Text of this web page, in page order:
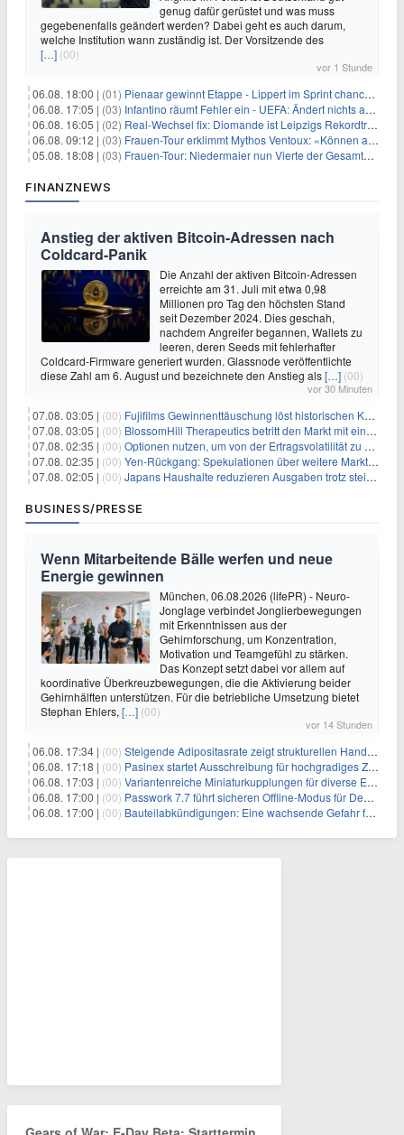
genug dafür gerüstet und was muss
gegebenenfalls geändert werden? Dabei geht es auch darum,
welche Institution wann zuständig ist. Der Vorsitzende des
[…] (00)
vor 1 Stunde
06.08. 18:00 | (01) Pienaar gewinnt Etappe - Lippert im Sprint chancenlos
06.08. 17:05 | (03) Infantino räumt Fehler ein - UEFA: Ändert nichts an Boykott
06.08. 16:05 | (02) Real-Wechsel fix: Diomande ist Leipzigs Rekordtransfer
06.08. 09:12 | (03) Frauen-Tour erklimmt Mythos Ventoux: «Können alles schaffen»
05.08. 18:08 | (03) Frauen-Tour: Niedermaier nun Vierte der Gesamtwertung
FINANZNEWS
Anstieg der aktiven Bitcoin-Adressen nach
Coldcard-Panik
Die Anzahl der aktiven Bitcoin-Adressen
erreichte am 31. Juli mit etwa 0,98
Millionen pro Tag den höchsten Stand
seit Dezember 2024. Dies geschah,
nachdem Angreifer begannen, Wallets zu
leeren, deren Seeds mit fehlerhafter
Coldcard-Firmware generiert wurden. Glassnode veröffentlichte
diese Zahl am 6. August und bezeichnete den Anstieg als[…] (00)
vor 30 Minuten
07.08. 03:05 | (00) Fujifilms Gewinnenttäuschung löst historischen Kursrückgang aus
07.08. 03:05 | (00) BlossomHill Therapeutics betritt den Markt mit einem IPO-Boost von 150 Millionen Dollar
07.08. 02:35 | (00) Optionen nutzen, um von der Ertragsvolatilität zu profitieren
07.08. 02:35 | (00) Yen-Rückgang: Spekulationen über weitere Marktinterventionen nehmen zu
07.08. 02:05 | (00) Japans Haushalte reduzieren Ausgaben trotz steigender Löhne: Ein Warnsignal für das Wachstum
BUSINESS/PRESSE
Wenn Mitarbeitende Bälle werfen und neue
Energie gewinnen
München, 06.08.2026 (lifePR) - Neuro-
Jonglage verbindet Jonglierbewegungen
mit Erkenntnissen aus der
Gehirnforschung, um Konzentration,
Motivation und Teamgefühl zu stärken.
Das Konzept setzt dabei vor allem auf
koordinative Überkreuzbewegungen, die die Aktivierung beider
Gehirnhälften unterstützen. Für die betriebliche Umsetzung bietet
Stephan Ehlers, […] (00)
vor 14 Stunden
06.08. 17:34 | (00) Steigende Adipositasrate zeigt strukturellen Handlungsbedarf bei der Ernährung schulpflichtiger Kinder
06.08. 17:18 | (00) Pasinex startet Ausschreibung für hochgradiges Zinksulfidkonzentrat mit Germanium- und Silbergehalten und stellt ein Betriebsupdate bereit
06.08. 17:03 | (00) Variantenreiche Miniaturkupplungen für diverse Einsatzbereiche
06.08. 17:00 | (00) Passwork 7.7 führt sicheren Offline-Modus für Desktop- und Mobile-Apps ein
06.08. 17:00 | (00) Bauteilabkündigungen: Eine wachsende Gefahr für industrielle Elektroniksysteme